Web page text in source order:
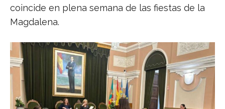
coincide en plena semana de las fiestas de la
Magdalena.